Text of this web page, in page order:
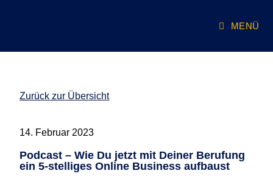
MENÜ
Zurück zur Übersicht
14. Februar 2023
Podcast – Wie Du jetzt mit Deiner Berufung
ein 5-stelliges Online Business aufbaust